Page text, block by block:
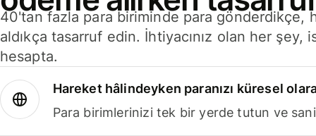
40'tan fazla para biriminde para gönderdikçe,
aldıkça tasarruf edin. İhtiyacınız olan her
hesapta.
Hareket hâlindeyken paranızı küresel
Para birimlerinizi tek bir yerde tutun ve